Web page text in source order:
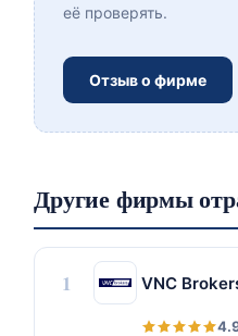
её проверять.
Отзыв о фирме
Другие фирмы
1 VNC